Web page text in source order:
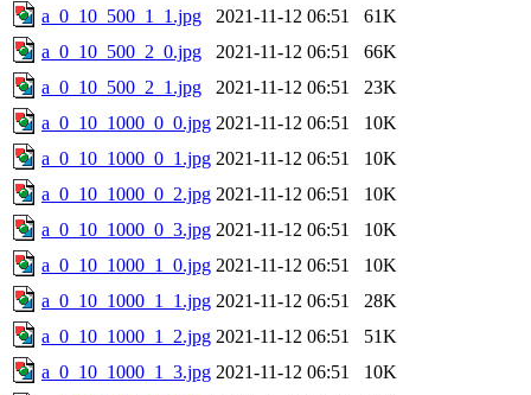
a_0_10_500_1_1.jpg
2021-11-12 06:51
61K
a_0_10_500_2_0.jpg
2021-11-12 06:51
66K
a_0_10_500_2_1.jpg
2021-11-12 06:51
23K
a_0_10_1000_0_0.jpg 2021-11-12 06:51
10K
a_0_10_1000_0_1.jpg 2021-11-12 06:51
10K
a_0_10_1000_0_2.jpg 2021-11-12 06:51
10K
a_0_10_1000_0_3.jpg 2021-11-12 06:51
10K
a_0_10_1000_1_0.jpg 2021-11-12 06:51
10K
a_0_10_1000_1_1.jpg 2021-11-12 06:51
28K
a_0_10_1000_1_2.jpg 2021-11-12 06:51
51K
a_0_10_1000_1_3.jpg 2021-11-12 06:51
10K